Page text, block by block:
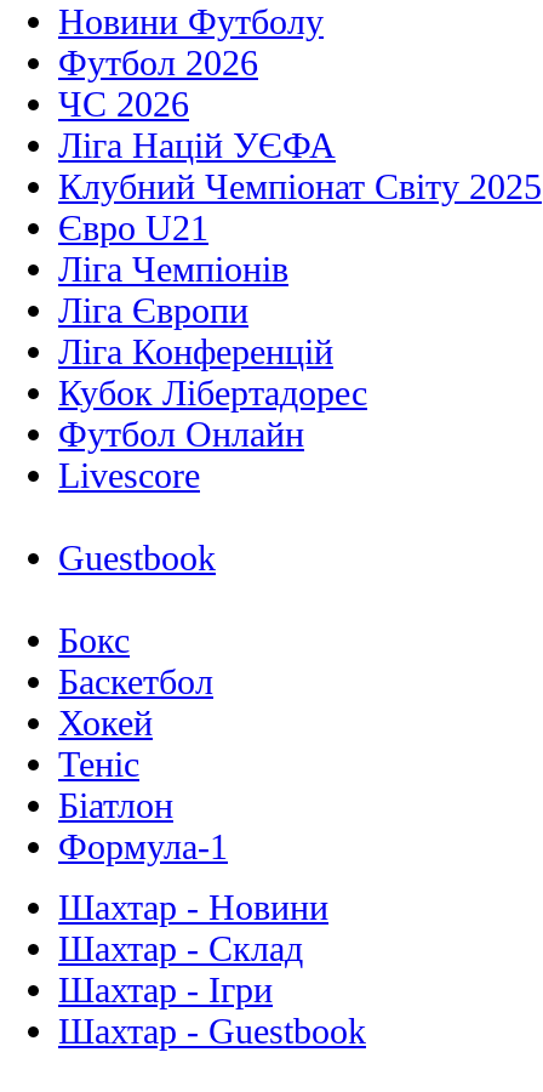
Новини Футболу
Футбол 2026
ЧС 2026
Ліга Націй УЄФА
Клубний Чемпіонат Світу 2025
Євро U21
Ліга Чемпіонів
Ліга Європи
Ліга Конференцій
Кубок Лібертадорес
Футбол Онлайн
Livescore
Guestbook
Бокс
Баскетбол
Хокей
Теніс
Біатлон
Формула-1
Шахтар - Новини
Шахтар - Склад
Шахтар - Ігри
Шахтар - Guestbook